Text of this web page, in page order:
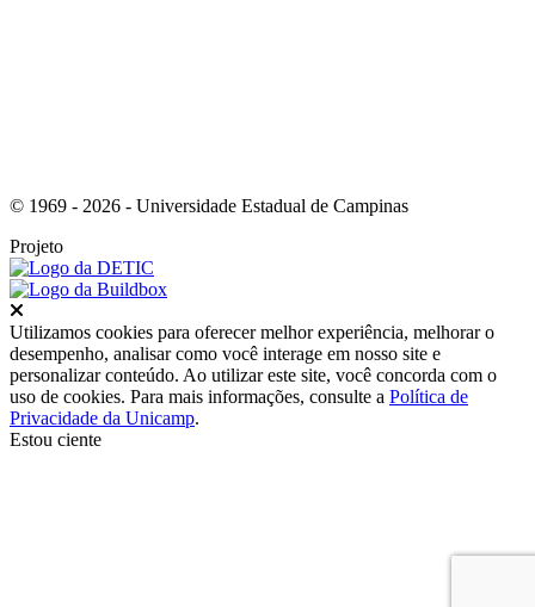
© 1969 - 2026 - Universidade Estadual de Campinas
Projeto
Utilizamos cookies para oferecer melhor experiência, melhorar o
desempenho, analisar como você interage em nosso site e
personalizar conteúdo. Ao utilizar este site, você concorda com o
uso de cookies. Para mais informações, consulte a Política de
Privacidade da Unicamp.
Estou ciente